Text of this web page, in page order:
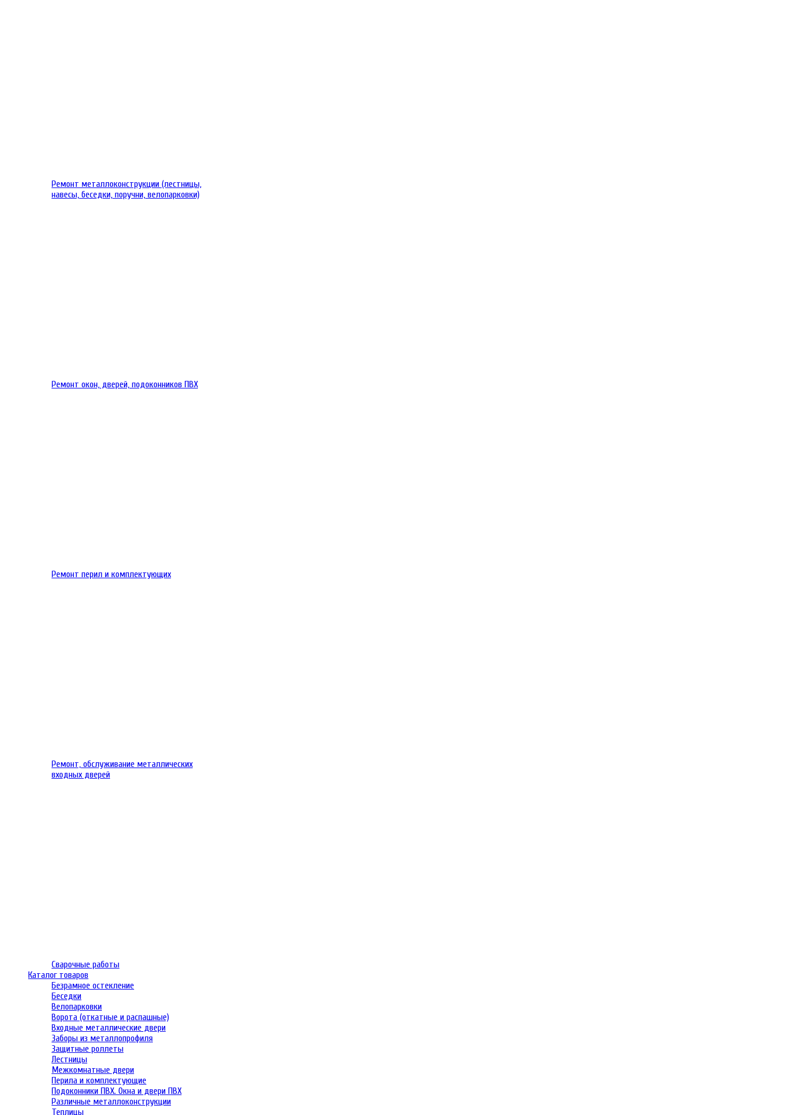
Ремонт металлоконструкции (лестницы,
навесы, беседки, поручни, велопарковки)
Ремонт окон, дверей, подоконников ПВХ
Ремонт перил и комплектующих
Ремонт, обслуживание металлических
входных дверей
Сварочные работы
Каталог товаров
Безрамное остекление
Беседки
Велопарковки
Ворота (откатные и распашные)
Входные металлические двери
Заборы из металлопрофиля
Защитные роллеты
Лестницы
Межкомнатные двери
Перила и комплектующие
Подоконники ПВХ. Окна и двери ПВХ
Различные металлоконструкции
Теплицы